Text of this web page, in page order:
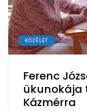
KÖZÉLET
Ferenc
ükunokája
Kázmérra